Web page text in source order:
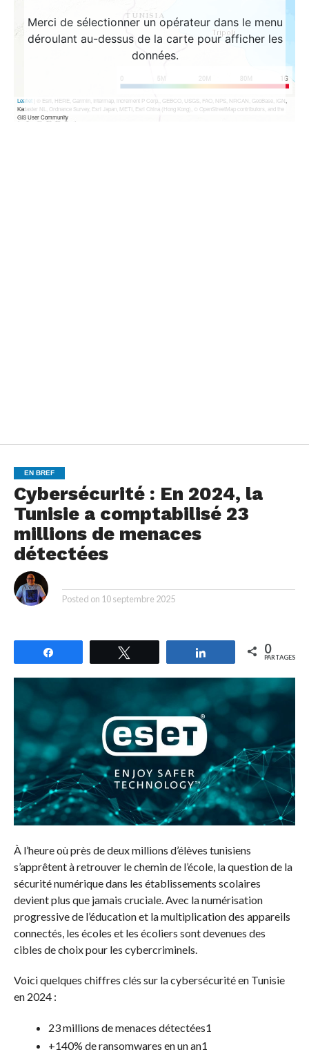
EN BREF
Cybersécurité : En 2024, la
Tunisie a comptabilisé 23
millions de menaces
détectées
Posted on 10 septembre 2025
Partagez 0
PARTAGES
À l’heure où près de deux millions d’élèves tunisiens
s’apprêtent à retrouver le chemin de l’école, la question de la
sécurité numérique dans les établissements scolaires
devient plus que jamais cruciale. Avec la numérisation
progressive de l’éducation et la multiplication des appareils
connectés, les écoles et les écoliers sont devenues des
cibles de choix pour les cybercriminels.
Voici quelques chiffres clés sur la cybersécurité en Tunisie
en 2024 :
23 millions de menaces détectées1
+140% de ransomwares en un an1